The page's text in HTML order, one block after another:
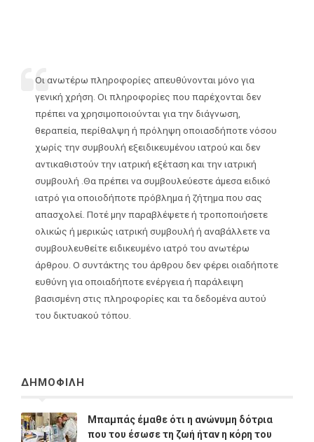
Οι ανωτέρω πληροφορίες απευθύνονται μόνο για
γενική χρήση. Οι πληροφορίες που παρέχονται δεν
πρέπει να χρησιμοποιούνται για την διάγνωση,
θεραπεία, περίθαλψη ή πρόληψη οποιασδήποτε νόσου
χωρίς την συμβουλή εξειδικευμένου ιατρού και δεν
αντικαθιστούν την ιατρική εξέταση και την ιατρική
συμβουλή .Θα πρέπει να συμβουλεύεστε άμεσα ειδικό
ιατρό για οποιοδήποτε πρόβλημα ή ζήτημα που σας
απασχολεί. Ποτέ μην παραβλέψετε ή τροποποιήσετε
ολικώς ή μερικώς ιατρική συμβουλή ή αναβάλλετε να
συμβουλευθείτε ειδικευμένο ιατρό του ανωτέρω
άρθρου. Ο συντάκτης του άρθρου δεν φέρει οιαδήποτε
ευθύνη για οποιαδήποτε ενέργεια ή παράλειψη
βασισμένη στις πληροφορίες και τα δεδομένα αυτού
του δικτυακού τόπου.
ΔΗΜΟΦΙΛΗ
Μπαμπάς έμαθε ότι η ανώνυμη δότρια
που του έσωσε τη ζωή ήταν η κόρη του